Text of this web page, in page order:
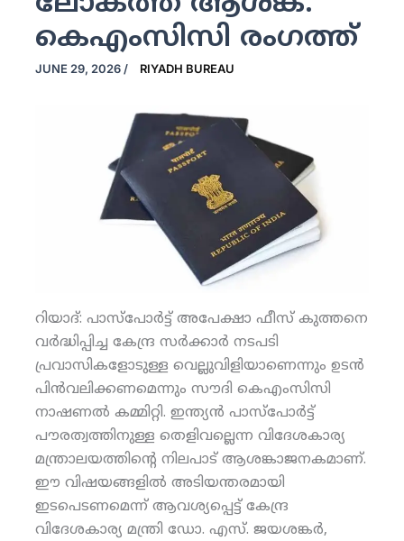
കെഎംസിസി രംഗത്ത്
JUNE 29, 2026 / RIYADH BUREAU
റിയാദ്: പാസ്‌പോര്‍ട്ട് അപേക്ഷാ ഫീസ് കുത്തനെ
വര്‍ദ്ധിപ്പിച്ച കേന്ദ്ര സര്‍ക്കാര്‍ നടപടി
പ്രവാസികളോടുള്ള വെല്ലുവിളിയാണെന്നും ഉടന്‍
പിന്‍വലിക്കണമെന്നും സൗദി കെഎംസിസി
നാഷണല്‍ കമ്മിറ്റി. ഇന്ത്യന്‍ പാസ്‌പോര്‍ട്ട്
പൗരത്വത്തിനുള്ള തെളിവല്ലെന്ന വിദേശകാര്യ
മന്ത്രാലയത്തിന്റെ നിലപാട് ആശങ്കാജനകമാണ്.
ഈ വിഷയങ്ങളില്‍ അടിയന്തരമായി
ഇടപെടണമെന്ന് ആവശ്യപ്പെട്ട് കേന്ദ്ര
വിദേശകാര്യ മന്ത്രി ഡോ. എസ്. ജയശങ്കര്‍,